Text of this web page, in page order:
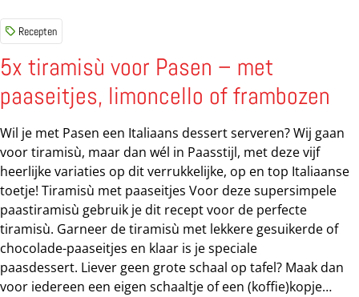
(van Uit Paulines Keuken) *tiramisù met Espresso Martini
(van delicious.) *stroopwafeltiramisù (van Chicks Love
Food) *tiramisù met vijgen en honing (van Spar) *tea
tiramisù (van Juls’ Kitchen) *tiramisù met
chocolade/hazelnootpasta (van delicious.) *tiramisù met
*sinaasappeltiramisù (van Susan Aretz) *tiramisù met rum
en...
Recepten
5x tiramisù voor Pasen – met
paaseitjes, limoncello of frambozen
Wil je met Pasen een Italiaans dessert serveren? Wij gaan
voor tiramisù, maar dan wél in Paasstijl, met deze vijf
heerlijke variaties op dit verrukkelijke, op en top Italiaanse
toetje! Tiramisù met paaseitjes Voor deze supersimpele
paastiramisù gebruik je dit recept voor de perfecte
tiramisù. Garneer de tiramisù met lekkere gesuikerde of
chocolade-paaseitjes en klaar is je speciale
paasdessert. Liever geen grote schaal op tafel? Maak dan
voor iedereen een eigen schaaltje of een (koffie)kopje